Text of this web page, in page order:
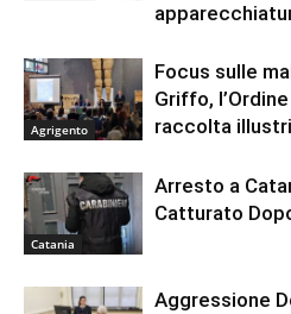
Agrigento
Focus sulle
Griffo,
raccolta
Catania
Arresto a
Catturato
Aggressione